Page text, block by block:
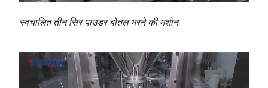
स्वचालित तीन सिर पाउडर बोतल भरने की मशीन